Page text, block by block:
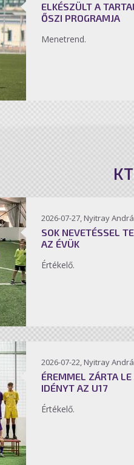
ELKÉSZÜLT A
ŐSZI PROGRAMJA
Menetrend.
2026-07-27, Nyitray
SOK NEVETÉSSEL
AZ ÉVÜK
Értékelő.
2026-07-22, Nyitray
ÉREMMEL ZÁRTA LE
IDÉNYT AZ U17
Értékelő.